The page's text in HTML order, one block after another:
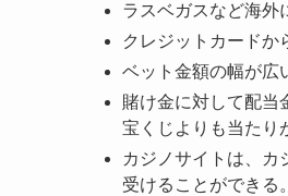
ラスベガスなど海外
クレジットカードか
ベット金額の幅が広
賭け金に対して配当
宝くじよりも当たり
カジノサイトは、カ
受けることができる。